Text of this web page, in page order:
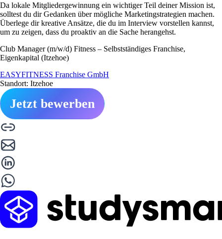
Da lokale Mitgliedergewinnung ein wichtiger Teil deiner Mission ist,
solltest du dir Gedanken über mögliche Marketingstrategien machen.
Überlege dir kreative Ansätze, die du im Interview vorstellen kannst,
um zu zeigen, dass du proaktiv an die Sache herangehst.
Club Manager (m/w/d) Fitness – Selbstständiges Franchise,
Eigenkapital (Itzehoe)
EASYFITNESS Franchise GmbH
Standort: Itzehoe
Jetzt bewerben